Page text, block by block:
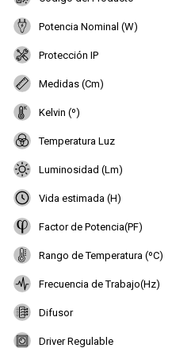
Potencia Nominal (W)
Protección IP
Medidas (Cm)
Kelvin (º)
Temperatura Luz
Luminosidad (Lm)
Vida estimada (H)
Factor de Potencia(PF)
Rango de Temperatura (ºC)
Frecuencia de Trabajo(Hz)
Difusor
Driver Regulable